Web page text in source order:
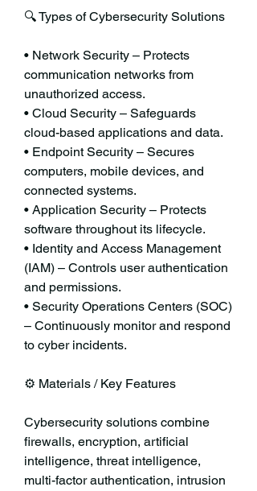
🔍 Types of Cybersecurity Solutions
• Network Security – Protects
communication networks from
unauthorized access.
• Cloud Security – Safeguards
cloud-based applications and data.
• Endpoint Security – Secures
computers, mobile devices, and
connected systems.
• Application Security – Protects
software throughout its lifecycle.
• Identity and Access Management
(IAM) – Controls user authentication
and permissions.
• Security Operations Centers (SOC)
– Continuously monitor and respond
to cyber incidents.
⚙️ Materials / Key Features
Cybersecurity solutions combine
firewalls, encryption, artificial
intelligence, threat intelligence,
multi-factor authentication, intrusion